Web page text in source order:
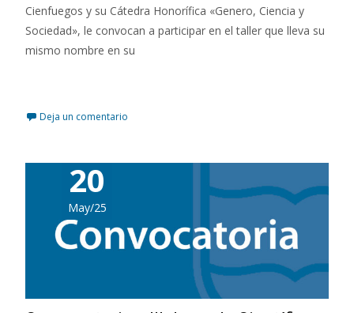
Cienfuegos y su Cátedra Honorífica «Genero, Ciencia y
Sociedad», le convocan a participar en el taller que lleva su
mismo nombre en su
Deja un comentario
20
May/25